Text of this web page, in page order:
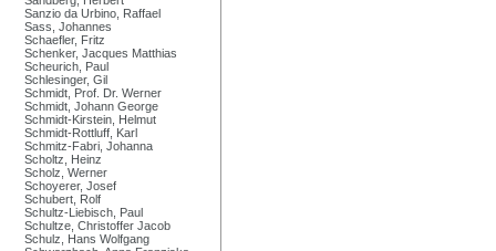
Sanzio da Urbino, Raffael
Sass, Johannes
Schaefler, Fritz
Schenker, Jacques Matthias
Scheurich, Paul
Schlesinger, Gil
Schmidt, Prof. Dr. Werner
Schmidt, Johann George
Schmidt-Kirstein, Helmut
Schmidt-Rottluff, Karl
Schmitz-Fabri, Johanna
Scholtz, Heinz
Scholz, Werner
Schoyerer, Josef
Schubert, Rolf
Schultz-Liebisch, Paul
Schultze, Christoffer Jacob
Schulz, Hans Wolfgang